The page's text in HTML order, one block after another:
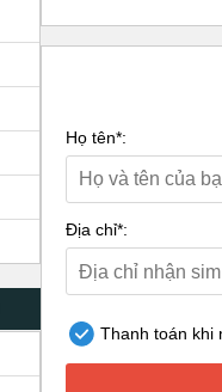
Họ tên*:
Địa chỉ*:
Thanh toán khi